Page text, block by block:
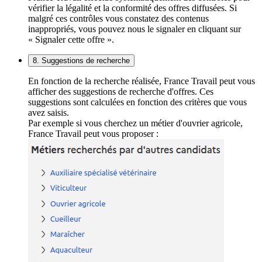
vérifier la légalité et la conformité des offres diffusées. Si
malgré ces contrôles vous constatez des contenus
inappropriés, vous pouvez nous le signaler en cliquant sur
« Signaler cette offre ».
8. Suggestions de recherche
En fonction de la recherche réalisée, France Travail peut vous
afficher des suggestions de recherche d'offres. Ces
suggestions sont calculées en fonction des critères que vous
avez saisis.
Par exemple si vous cherchez un métier d'ouvrier agricole,
France Travail peut vous proposer :